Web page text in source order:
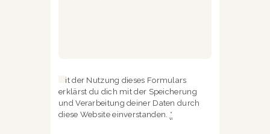
Mit der Nutzung dieses Formulars
erklärst du dich mit der Speicherung
und Verarbeitung deiner Daten durch
diese Website einverstanden. *